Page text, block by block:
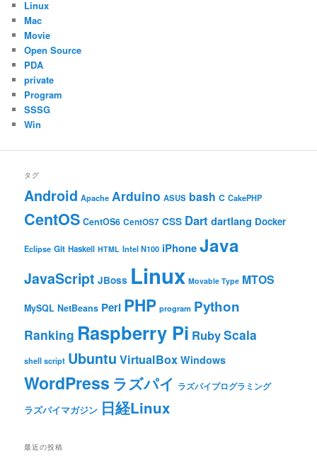
Linux
Mac
Movie
Open Source
PDA
private
Program
SSSG
Win
タグ
Android Apache Arduino ASUS bash C CakePHP
CentOS CentOS6 CentOS7 CSS Dart dartlang Docker
Eclipse Git Haskell HTML Intel N100 iPhoneJava
JavaScript JBoss Linux Movable Type MTOS
MySQL NetBeans Perl PHP program Python
Ranking Raspberry Pi RubyScala
shell script Ubuntu VirtualBox Windows
WordPress ラズパイ ラズパイプログラミング
ラズパイマガジン 日経Linux
最近の投稿